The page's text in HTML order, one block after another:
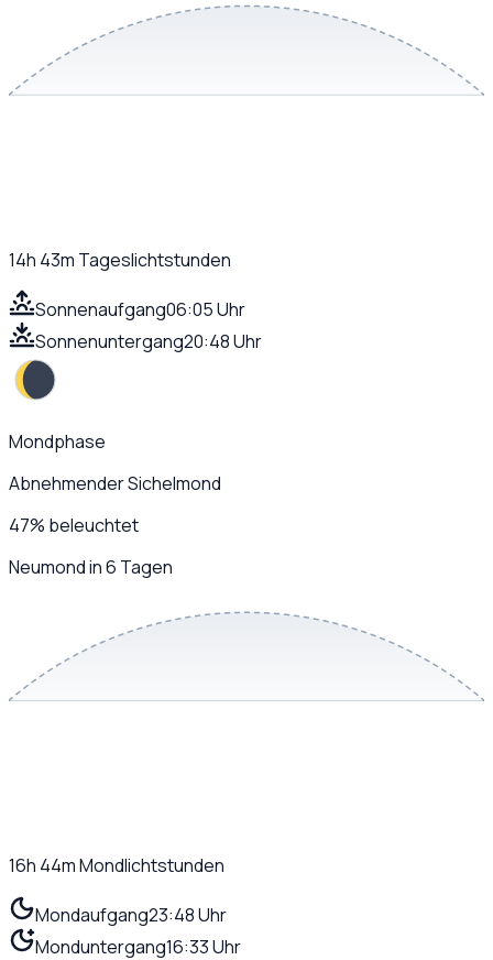
14h 43m Tageslichtstunden
Sonnenaufgang06:05 Uhr
Sonnenuntergang20:48 Uhr
Mondphase
Abnehmender Sichelmond
47% beleuchtet
Neumond in 6 Tagen
16h 44mMondlichtstunden
Mondaufgang23:48 Uhr
Monduntergang16:33 Uhr